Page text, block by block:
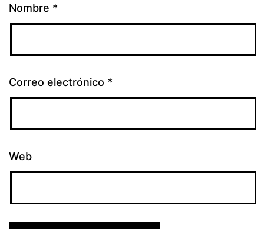
Nombre *
Correo electrónico *
Web